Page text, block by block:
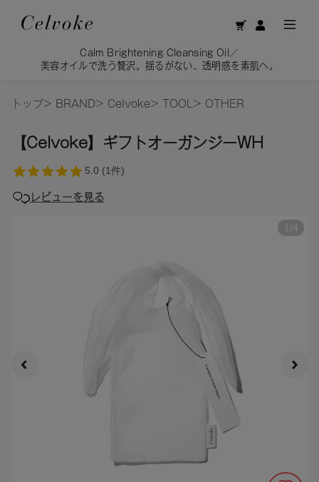
Calm Brightening Cleansing Oil／
美容オイルで洗う贅沢。揺るがない、透明感を素肌へ。
トップ> BRAND> Celvoke> TOOL > OTHER
【Celvoke】ギフトオーガンジーWH
レビューを見る
4